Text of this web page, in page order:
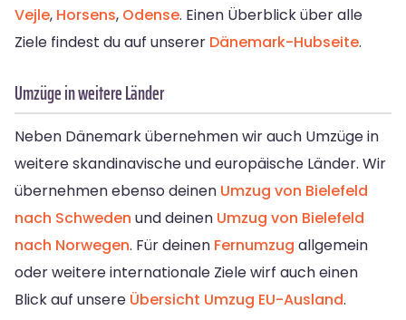
Vejle, Horsens, Odense. Einen Überblick über alle
Ziele findest du auf unserer Dänemark-Hubseite.
Umzüge in weitere Länder
Neben Dänemark übernehmen wir auch Umzüge in
weitere skandinavische und europäische Länder. Wir
übernehmen ebenso deinen Umzug von Bielefeld
nach Schweden und deinen Umzug von Bielefeld
nach Norwegen. Für deinen Fernumzug allgemein
oder weitere internationale Ziele wirf auch einen
Blick auf unsere Übersicht Umzug EU-Ausland.